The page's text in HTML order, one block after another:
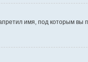
имя, под которым вы